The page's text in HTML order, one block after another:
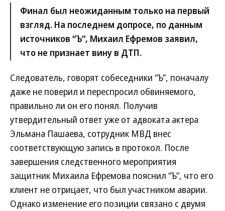
Финал был неожиданным только на первый
взгляд. На последнем допросе, по данным
источников “Ъ”, Михаил Ефремов заявил,
что не признает вину в ДТП.
Следователь, говорят собеседники “Ъ”, поначалу
даже не поверил и переспросил обвиняемого,
правильно ли он его понял. Получив
утвердительный ответ уже от адвоката актера
Эльмана Пашаева, сотрудник МВД внес
соответствующую запись в протокол. После
завершения следственного мероприятия
защитник Михаила Ефремова пояснил “Ъ”, что его
клиент не отрицает, что был участником аварии.
Однако изменение его позиции связано с двумя